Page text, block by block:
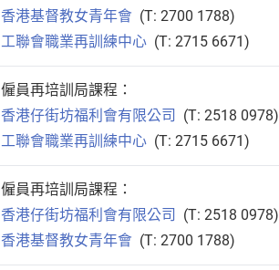
香港基督教女青年會 (T: 2700 1788)
工聯會職業再訓練中心 (T: 2715 6671)
僱員再培訓局課程：
香港仔街坊福利會有限公司
(T: 2518 0978)
工聯會職業再訓練中心 (T: 2715 6671)
僱員再培訓局課程：
香港仔街坊福利會有限公司
(T: 2518 0978)
香港基督教女青年會 (T: 2700 1788)